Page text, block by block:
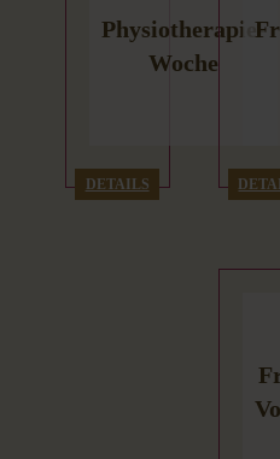
Physiotherapie-
Woche
DETAILS